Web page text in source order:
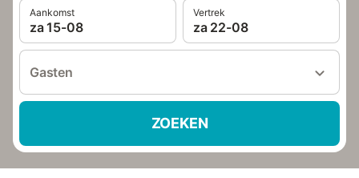
Aankomst
za 15-08
Vertrek
za 22-08
Gasten
ZOEKEN